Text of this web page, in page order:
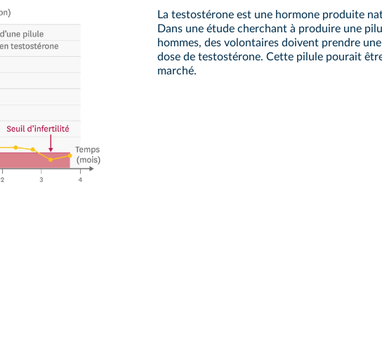
La testostérone est une hormone produite
Dans une étude cherchant à produire une
hommes, des volontaires doivent prendre
dose de testostérone. Cette pilule pourait
marché.